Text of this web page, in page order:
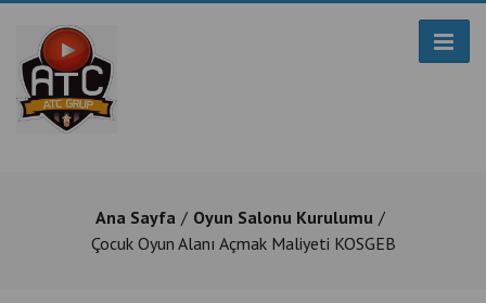
Ana Sayfa
Oyun Salonu Kurulumu
Çocuk Oyun Alanı Açmak Maliyeti KOSGEB